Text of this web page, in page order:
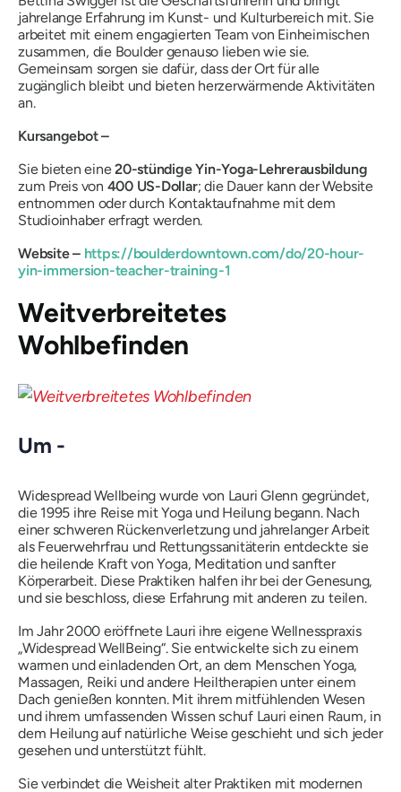
jahrelange Erfahrung im Kunst- und Kulturbereich mit. Sie
arbeitet mit einem engagierten Team von Einheimischen
zusammen, die Boulder genauso lieben wie sie.
Gemeinsam sorgen sie dafür, dass der Ort für alle
zugänglich bleibt und bieten herzerwärmende Aktivitäten
an.
Kursangebot –
Sie bieten eine20-stündige Yin-Yoga-Lehrerausbildung
zum Preis von 400 US-Dollar; die Dauer kann der Website
entnommen oder durch Kontaktaufnahme mit dem
Studioinhaber erfragt werden.
Website –https://boulderdowntown.com/do/20-hour-
yin-immersion-teacher-training-1
Weitverbreitetes
Wohlbefinden
Um -
Widespread Wellbeing wurde von Lauri Glenn gegründet,
die 1995 ihre Reise mit Yoga und Heilung begann. Nach
einer schweren Rückenverletzung und jahrelanger Arbeit
als Feuerwehrfrau und Rettungssanitäterin entdeckte sie
die heilende Kraft von Yoga, Meditation und sanfter
Körperarbeit. Diese Praktiken halfen ihr bei der Genesung,
und sie beschloss, diese Erfahrung mit anderen zu teilen.
Im Jahr 2000 eröffnete Lauri ihre eigene Wellnesspraxis
„Widespread WellBeing“. Sie entwickelte sich zu einem
warmen und einladenden Ort, an dem Menschen Yoga,
Massagen, Reiki und andere Heiltherapien unter einem
Dach genießen konnten. Mit ihrem mitfühlenden Wesen
und ihrem umfassenden Wissen schuf Lauri einen Raum, in
dem Heilung auf natürliche Weise geschieht und sich jeder
gesehen und unterstützt fühlt.
Sie verbindet die Weisheit alter Praktiken mit modernen